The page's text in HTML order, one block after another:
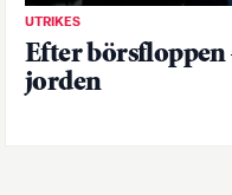
UTRIKES
Efter börsfloppen
jorden